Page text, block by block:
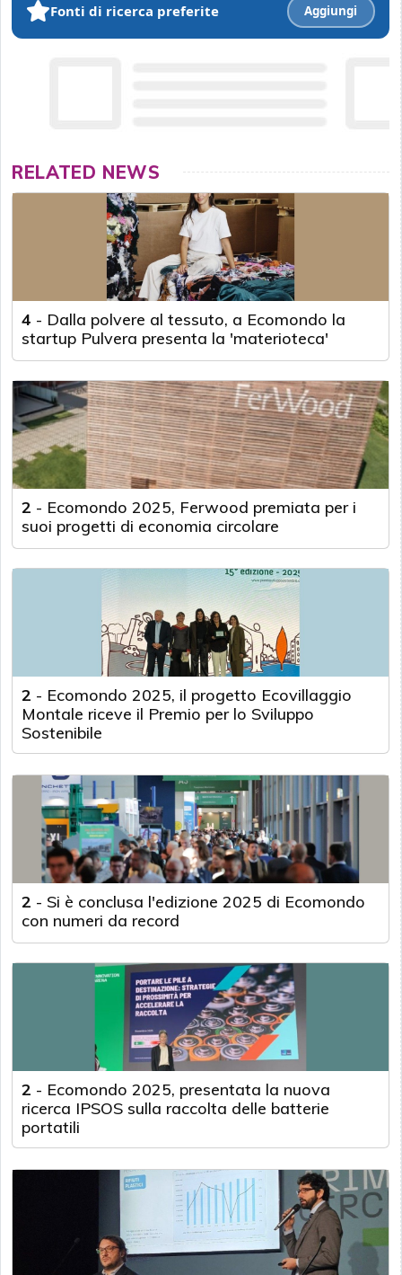
Fonti di ricerca preferite Aggiungi
RELATED NEWS
4 - Dalla polvere al tessuto, a Ecomondo la
startup Pulvera presenta la 'materioteca'
2 - Ecomondo 2025, Ferwood premiata per i
suoi progetti di economia circolare
2 - Ecomondo 2025, il progetto Ecovillaggio
Montale riceve il Premio per lo Sviluppo
Sostenibile
2 - Si è conclusa l'edizione 2025 di Ecomondo
con numeri da record
2 - Ecomondo 2025, presentata la nuova
ricerca IPSOS sulla raccolta delle batterie
portatili